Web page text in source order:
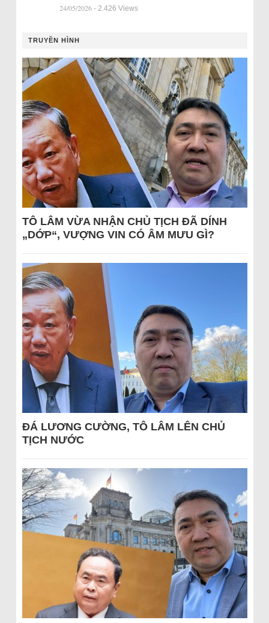
24/05/2026 - 2.426 Views
TRUYỀN HÌNH
TÔ LÂM VỪA NHẬN CHỦ TỊCH ĐÃ DÍNH
„DỚP“, VƯỢNG VIN CÓ ÂM MƯU GÌ?
ĐÁ LƯƠNG CƯỜNG, TÔ LÂM LÊN CHỦ
TỊCH NƯỚC